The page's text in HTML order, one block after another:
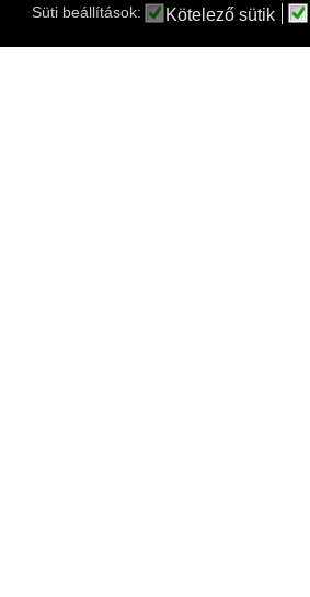
Süti beállítások:
Kötelező sütik